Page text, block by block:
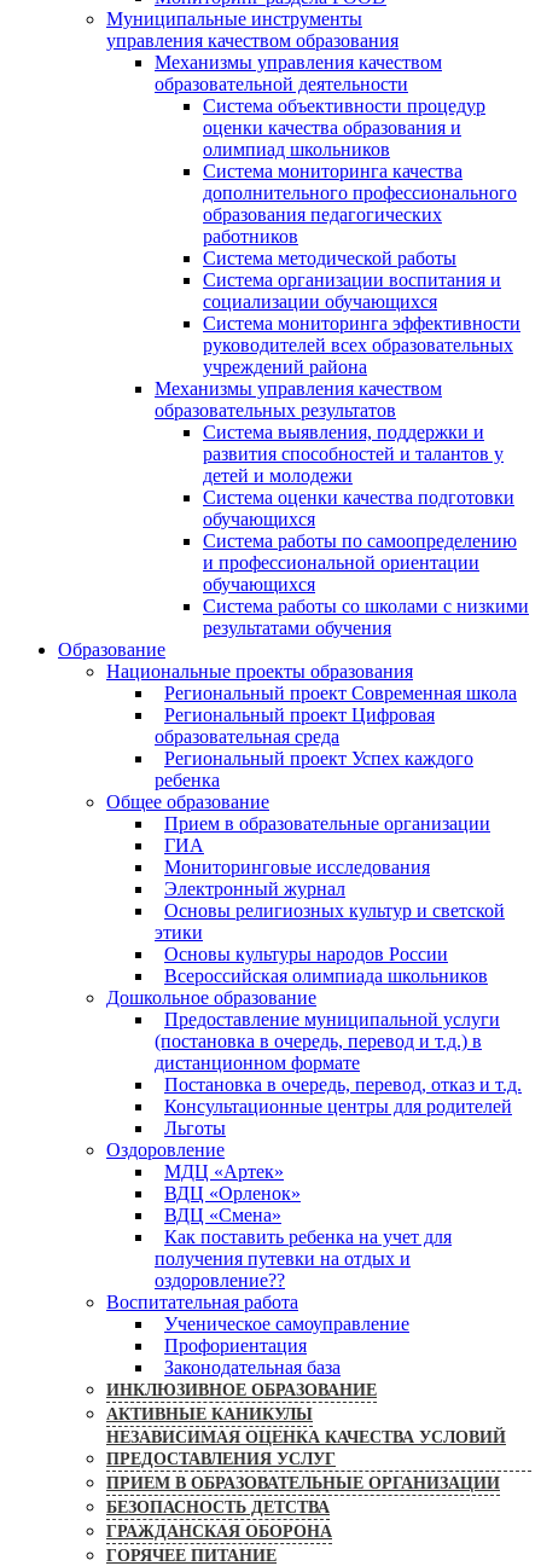
Муниципальные инструменты
управления качеством образования
Механизмы управления качеством
образовательной деятельности
Система объективности процедур
оценки качества образования и
олимпиад школьников
Система мониторинга качества
дополнительного профессионального
образования педагогических
работников
Система методической работы
Система организации воспитания и
социализации обучающихся
Система мониторинга эффективности
руководителей всех образовательных
учреждений района
Механизмы управления качеством
образовательных результатов
Система выявления, поддержки и
развития способностей и талантов у
детей и молодежи
Система оценки качества подготовки
обучающихся
Система работы по самоопределению
и профессиональной ориентации
обучающихся
Система работы со школами с низкими
результатами обучения
Образование
Национальные проекты образования
Региональный проект Современная школа
Региональный проект Цифровая
образовательная среда
Региональный проект Успех каждого
ребенка
Общее образование
Прием в образовательные организации
ГИА
Мониторинговые исследования
Электронный журнал
Основы религиозных культур и светской
этики
Основы культуры народов России
Всероссийская олимпиада школьников
Дошкольное образование
Предоставление муниципальной услуги
(постановка в очередь, перевод и т.д.) в
дистанционном формате
Постановка в очередь, перевод, отказ и т.д.
Консультационные центры для родителей
Льготы
Оздоровление
МДЦ «Артек»
ВДЦ «Орленок»
ВДЦ «Смена»
Как поставить ребенка на учет для
получения путевки на отдых и
оздоровление??
Воспитательная работа
Ученическое самоуправление
Профориентация
Законодательная база
ИНКЛЮЗИВНОЕ ОБРАЗОВАНИЕ
АКТИВНЫЕ КАНИКУЛЫ
НЕЗАВИСИМАЯ ОЦЕНКА КАЧЕСТВА УСЛОВИЙ
ПРЕДОСТАВЛЕНИЯ УСЛУГ
ПРИЕМ В ОБРАЗОВАТЕЛЬНЫЕ ОРГАНИЗАЦИИ
БЕЗОПАСНОСТЬ ДЕТСТВА
ГРАЖДАНСКАЯ ОБОРОНА
ГОРЯЧЕЕ ПИТАНИЕ